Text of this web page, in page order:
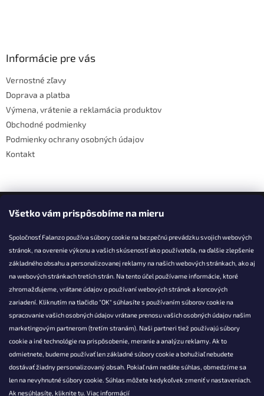
Všetko vám prispôsobíme na mieru
Spoločnosť Falanzo používa súbory cookie na bezpečnú prevádzku svojich webových
stránok, na overenie výkonu a vašich skúseností ako používateľa, na ďalšie zlepšenie
základného obsahu a personalizovanej reklamy na našich webových stránkach, ako aj
na webových stránkach tretích strán. Na tento účel používame informácie, ktoré
zhromažďujeme, vrátane údajov o používaní webových stránok a koncových
zariadení. Kliknutím na tlačidlo "OK" súhlasíte s používaním súborov cookie na
spracovanie vašich osobných údajov vrátane prenosu vašich osobných údajov našim
marketingovým partnerom (tretím stranám). Naši partneri tiež používajú súbory
cookie a iné technológie na prispôsobenie, meranie a analýzu reklamy. Ak to
odmietnete, budeme používať len základné súbory cookie a bohužiaľ nebudete
dostávať žiadny personalizovaný obsah. Pokiaľ nám nedáte súhlas, obmedzíme sa
len na nevyhnutné súbory cookie. Súhlas môžete kedykoľvek zmeniť v nastaveniach.
Ak nesúhlasíte, kliknitetu. Viac informácií
Informácie pre vás
Vernostné zľavy
Doprava a platba
Výmena, vrátenie a reklamácia produktov
Obchodné podmienky
Podmienky ochrany osobných údajov
Kontakt
Facebook
KONTAKT
info@falanzo.sk
Falanzo.sk
FalanzoSK